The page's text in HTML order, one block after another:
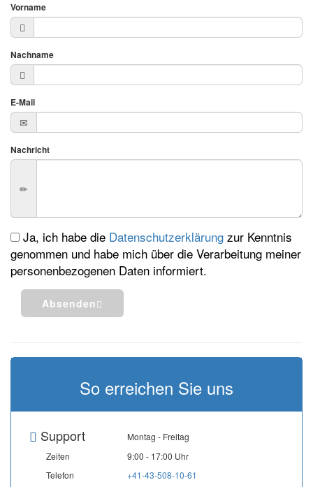
Vorname
Nachname
E-Mail
Nachricht
Ja, ich habe die Datenschutzerklärung zur Kenntnis
genommen und habe mich über die Verarbeitung meiner
personenbezogenen Daten informiert.
Absenden
So erreichen Sie uns
Support
Montag - Freitag
Zeiten
9:00 - 17:00 Uhr
Telefon
+41-43-508-10-61